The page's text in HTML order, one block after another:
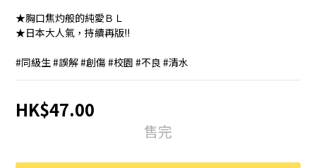
★胸口焦灼般的純愛ＢＬ
★日本大人氣，持續再版!!
#同級生 #誤解 #創傷 #校園 #不良 #清水
HK$47.00
售完